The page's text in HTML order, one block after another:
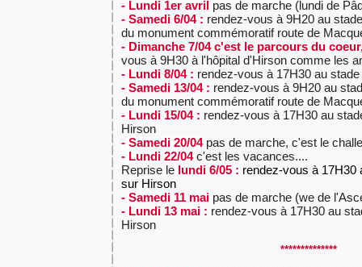
- Lundi 1er avril pas de marche (lundi de
- Samedi 6/04 : rendez-vous à 9H20 au
du monument commémoratif route de
- Dimanche 7/04 c'est le parcours du
vous à 9H30 à l'hôpital d'Hirson comme les
- Lundi 8/04 : rendez-vous à 17H30 au
- Samedi 13/04 : rendez-vous à 9H20 au
du monument commémoratif route de
- Lundi 15/04 : rendez-vous à 17H30 au
Hirson
- Samedi 20/04pas de marche, c'est le
- Lundi 22/04 c'est les vacances....
Reprise le lundi 6/05 : rendez-vous à 17H30
sur Hirson
- Samedi 11 mai pas de marche (we de
- Lundi 13 mai : rendez-vous à 17H30 au
Hirson
**************